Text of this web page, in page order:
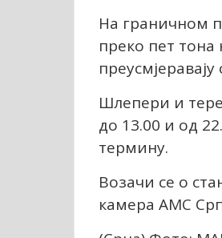
На граничном
преко пет
Шлепери и
до 13.00 и од
термину.
Возачи се о
камера АМС